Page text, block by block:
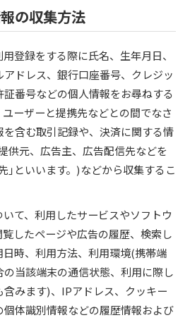
の収集方法
登録をする際に氏名、生年月日、
ドレス、銀行口座番号、クレジッ
証番号などの個人情報をお尋ねする
ーザーと提携先などとの間でなさ
含む取引記録や、決済に関する情
供元、広告主、広告配信先などを
｣といいます。)などから収集するこ
て、利用したサービスやソフトウ
したページや広告の履歴、検索し
時、利用方法、利用環境(携帯端
当該端末の通信状態、利用に際し
みます)、IPアドレス、クッキー
体識別情報などの履歴情報および